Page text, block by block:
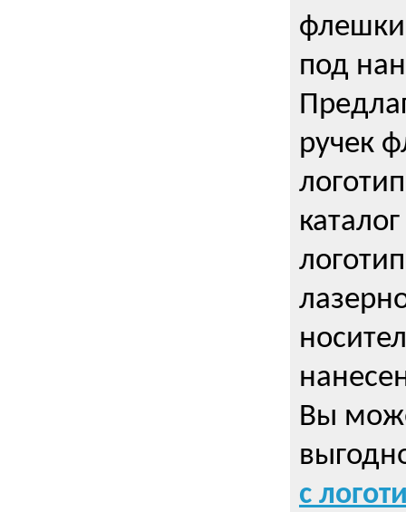
флешки
под
ручек
Вы
с